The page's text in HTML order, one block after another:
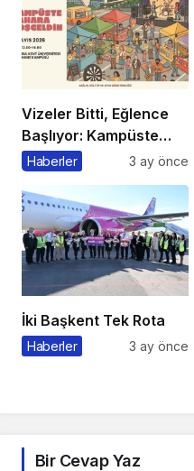
Vizeler Bitti, Eğlence
Başlıyor: Kampüste
Bahar Festivali
Haberler 3 ay önce
İki Başkent Tek Rota
Haberler 3 ay önce
Bir Cevap Yaz